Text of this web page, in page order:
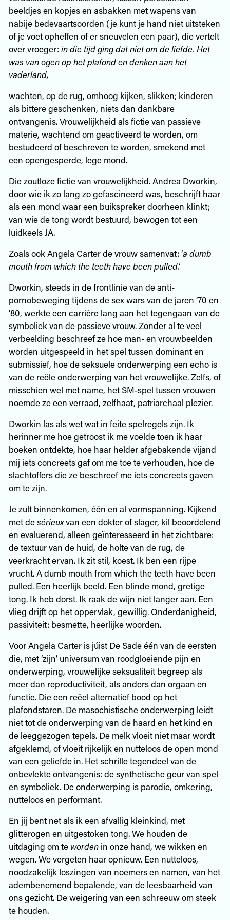
beeldjes en kopjes en asbakken met wapens van
nabije bedevaartsoorden (je kunt je hand niet uitsteken
of je voet opheffen of er sneuvelen een paar), die vertelt
over vroeger: in die tijd ging dat niet om de liefde. Het
was van ogen op het plafond en denken aan het
vaderland,
wachten, op de rug, omhoog kijken, slikken; kinderen
als bittere geschenken, niets dan dankbare
ontvangenis. Vrouwelijkheid als fictie van passieve
materie, wachtend om geactiveerd te worden, om
bestudeerd of beschreven te worden, smekend met
een opengesperde, lege mond.
Die zoutloze fictie van vrouwelijkheid. Andrea Dworkin,
door wie ik zo lang zo gefascineerd was, beschrijft haar
als een mond waar een buikspreker doorheen klinkt;
van wie de tong wordt bestuurd, bewogen tot een
luidkeels JA.
Zoals ook Angela Carter de vrouw samenvat: ‘a dumb
mouth from which the teeth have been pulled.’
Dworkin, steeds in de frontlinie van de anti-
pornobeweging tijdens de sex wars van de jaren ‘70 en
’80, werkte een carrière lang aan het tegengaan van de
symboliek van de passieve vrouw. Zonder al te veel
verbeelding beschreef ze hoe man- en vrouwbeelden
worden uitgespeeld in het spel tussen dominant en
submissief, hoe de seksuele onderwerping een echo is
van de reële onderwerping van het vrouwelijke. Zelfs, of
misschien wel met name, het SM-spel tussen vrouwen
noemde ze een verraad, zelfhaat, patriarchaal plezier.
Dworkin las als wet wat in feite spelregels zijn. Ik
herinner me hoe getroost ik me voelde toen ik haar
boeken ontdekte, hoe haar helder afgebakende vijand
mij iets concreets gaf om me toe te verhouden, hoe de
slachtoffers die ze beschreef me iets concreets gaven
om te zijn.
Je zult binnenkomen, één en al vormspanning. Kijkend
met desérieuxvan een dokter of slager, kil beoordelend
en evaluerend, alleen geïnteresseerd in het zichtbare:
de textuur van de huid, de holte van de rug, de
veerkracht ervan. Ik zit stil, koest. Ik ben een rijpe
vrucht. A dumb mouth from which the teeth have been
pulled. Een heerlijk beeld. Een blinde mond, gretige
tong. Ik heb dorst. Ik raak de wijn niet langer aan. Een
vlieg drijft op het oppervlak, gewillig. Onderdanigheid,
passiviteit: besmette, heerlijke woorden.
Voor Angela Carter is júist De Sade één van de eersten
die, met ‘zijn’ universum van roodgloeiende pijn en
onderwerping, vrouwelijke seksualiteit begreep als
meer dan reproductiviteit, als anders dan orgaan en
functie. Die een reëel alternatief bood op het
plafondstaren. De masochistische onderwerping leidt
niet tot de onderwerping van de haard en het kind en
de leeggezogen tepels. De melk vloeit niet maar wordt
afgeklemd, of vloeit rijkelijk en nutteloos de open mond
van een geliefde in. Het schrille tegendeel van de
onbevlekte ontvangenis: de synthetische geur van spel
en symboliek. De onderwerping is parodie, omkering,
nutteloos en performant.
En jij bent net als ik een afvallig kleinkind, met
glitterogen en uitgestoken tong. We houden de
uitdaging om te wordenin onze hand, we wikken en
wegen. We vergeten haar opnieuw. Een nutteloos,
noodzakelijk loszingen van noemers en namen, van het
adembenemend bepalende, van de leesbaarheid van
ons gezicht. De weigering van een schreeuw om steek
te houden.